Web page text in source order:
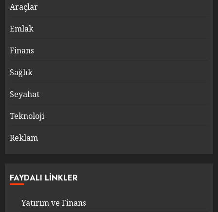
Araçlar
Emlak
Finans
Sağlık
Seyahat
Teknoloji
Reklam
FAYDALI LINKLER
Yatırım ve Finans